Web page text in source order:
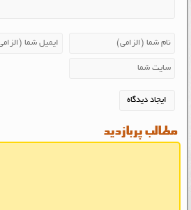
مطالب پربازدید